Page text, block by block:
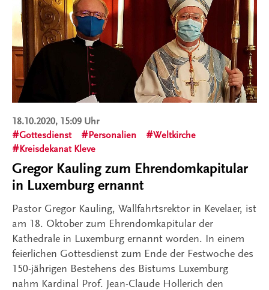
18.10.2020, 15:09 Uhr
Gottesdienst
Personalien
Weltkirche
Kreisdekanat Kleve
Gregor Kauling zum Ehrendomkapitular
in Luxemburg ernannt
Pastor Gregor Kauling, Wallfahrtsrektor in Kevelaer, ist
am 18. Oktober zum Ehrendomkapitular der
Kathedrale in Luxemburg ernannt worden. In einem
feierlichen Gottesdienst zum Ende der Festwoche des
150-jährigen Bestehens des Bistums Luxemburg
nahm Kardinal Prof. Jean-Claude Hollerich den